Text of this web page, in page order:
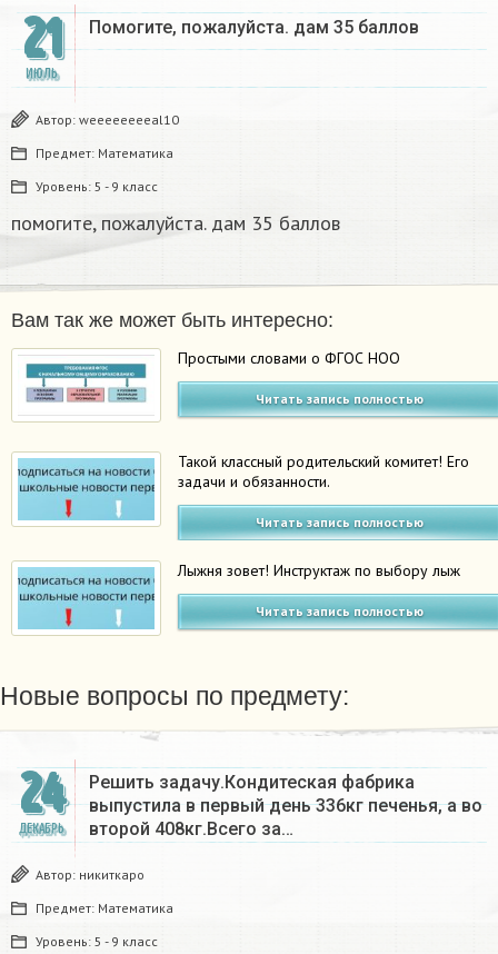
21
ИЮЛЬ
Помогите, пожалуйста. дам 35 баллов​
Автор: weeeeeeeeal10
Предмет: Математика
Уровень: 5 - 9 класс
помогите, пожалуйста. дам 35 баллов​
Вам так же может быть интересно:
Простыми словами о ФГОС НОО
Читать запись полностью
Такой классный родительский комитет! Его
задачи и обязанности.
Читать запись полностью
Лыжня зовет! Инструктаж по выбору лыж
Читать запись полностью
Новые вопросы по предмету:
24
ДЕКАБРЬ
Решить задачу.Кондитеская фабрика
выпустила в первый день 336кг печенья, а во
второй 408кг.Всего за…
Автор: никиткаро
Предмет: Математика
Уровень: 5 - 9 класс